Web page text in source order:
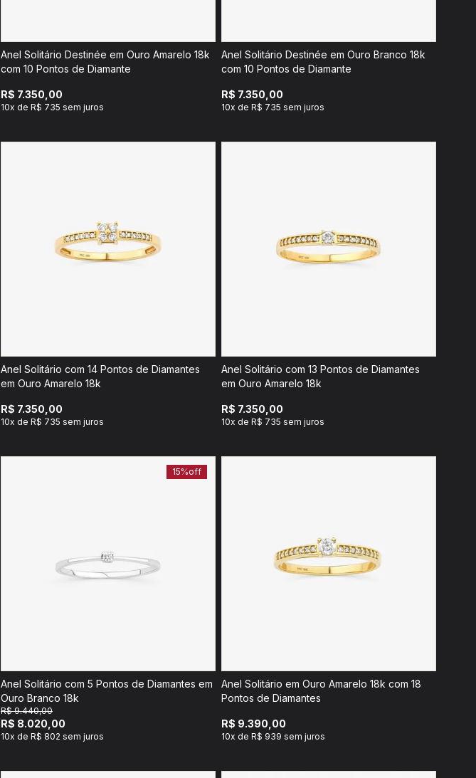
Anel Solitário Destinée em Ouro Amarelo 18k
com 10 Pontos de Diamante
R$ 7.350,00
10x de R$ 735 sem juros
Anel Solitário Destinée em Ouro Branco 18k
com 10 Pontos de Diamante
R$ 7.350,00
10x de R$ 735 sem juros
Anel Solitário com 14 Pontos de Diamantes
em Ouro Amarelo 18k
R$ 7.350,00
10x de R$ 735 sem juros
Anel Solitário com 13 Pontos de Diamantes
em Ouro Amarelo 18k
R$ 7.350,00
10x de R$ 735 sem juros
15%off
Anel Solitário com 5 Pontos de Diamantes em
Ouro Branco 18k
R$ 9.440,00
R$ 8.020,00
10x de R$ 802 sem juros
Anel Solitário em Ouro Amarelo 18k com 18
Pontos de Diamantes
R$ 9.390,00
10x de R$ 939 sem juros